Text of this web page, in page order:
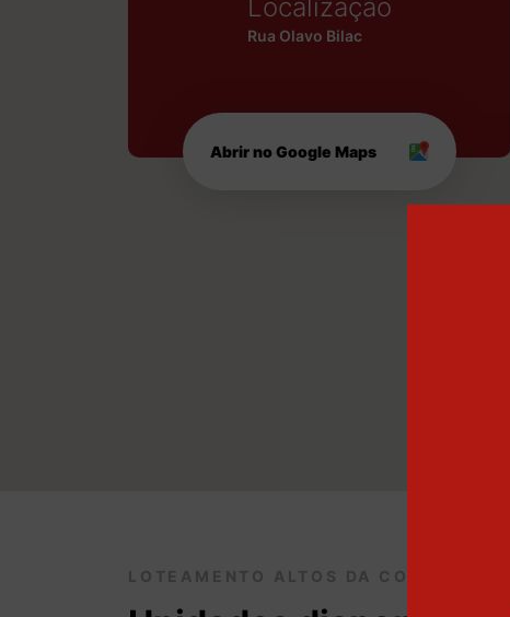
Localização
Rua Olavo Bilac
Abrir no Google Maps